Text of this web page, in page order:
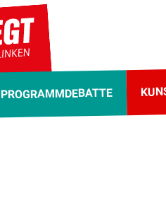
PROGRAMMDEBATTE